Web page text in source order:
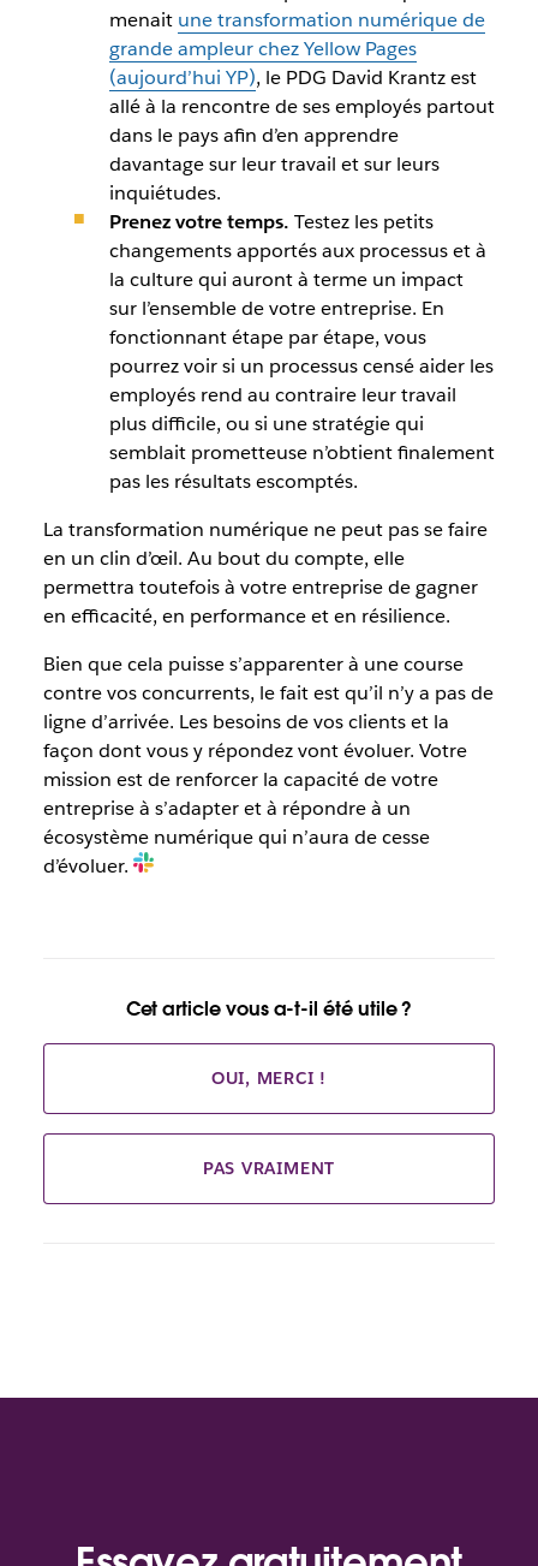
menait une transformation numérique de
grande ampleur chez Yellow Pages
(aujourd’hui YP), le PDG David Krantz est
allé à la rencontre de ses employés partout
dans le pays afin d’en apprendre
davantage sur leur travail et sur leurs
inquiétudes.
Prenez votre temps. Testez les petits
changements apportés aux processus et à
la culture qui auront à terme un impact
sur l’ensemble de votre entreprise. En
fonctionnant étape par étape, vous
pourrez voir si un processus censé aider les
employés rend au contraire leur travail
plus difficile, ou si une stratégie qui
semblait prometteuse n’obtient finalement
pas les résultats escomptés.
La transformation numérique ne peut pas se faire
en un clin d’œil. Au bout du compte, elle
permettra toutefois à votre entreprise de gagner
en efficacité, en performance et en résilience.
Bien que cela puisse s’apparenter à une course
contre vos concurrents, le fait est qu’il n’y a pas de
ligne d’arrivée. Les besoins de vos clients et la
façon dont vous y répondez vont évoluer. Votre
mission est de renforcer la capacité de votre
entreprise à s’adapter et à répondre à un
écosystème numérique qui n’aura de cesse
d’évoluer.
Cet article vous a-t-il été utile ?
OUI, MERCI !
PAS VRAIMENT